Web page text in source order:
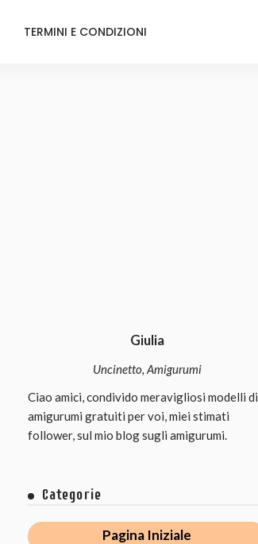
TERMINI E CONDIZIONI
Giulia
Uncinetto, Amigurumi
Ciao amici, condivido meravigliosi modelli di
amigurumi gratuiti per voi, miei stimati
follower, sul mio blog sugli amigurumi.
Categorie
Pagina Iniziale